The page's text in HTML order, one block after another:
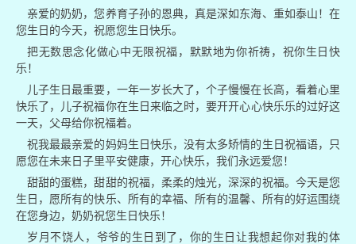
亲爱的奶奶，您养育子孙的恩典，真是深如东海、重如泰山！在
您生日的今天，祝愿您生日快乐。
把无数思念化做心中无限祝福，默默地为你祈祷，祝你生日快
乐！
儿子生日最重要，一年一岁长大了，个子慢慢在长高，看着心里
快乐了，儿子祝福你在生日来临之时，要开开心心快乐乐的过好这
一天，父母给你祝福着。
祝我最最亲爱的妈妈生日快乐，没有太多矫情的生日祝福语，只
愿您在未来日子里平安健康，开心快乐，我们永远爱您！
甜甜的蛋糕，甜甜的祝福，柔柔的烛光，深深的祝福。今天是您
生日，愿所有的快乐、所有的幸福、所有的温馨、所有的好运围绕
在您身边，奶奶祝您生日快乐！
岁月不饶人，爷爷的生日到了，你的生日让我想起你对我的体